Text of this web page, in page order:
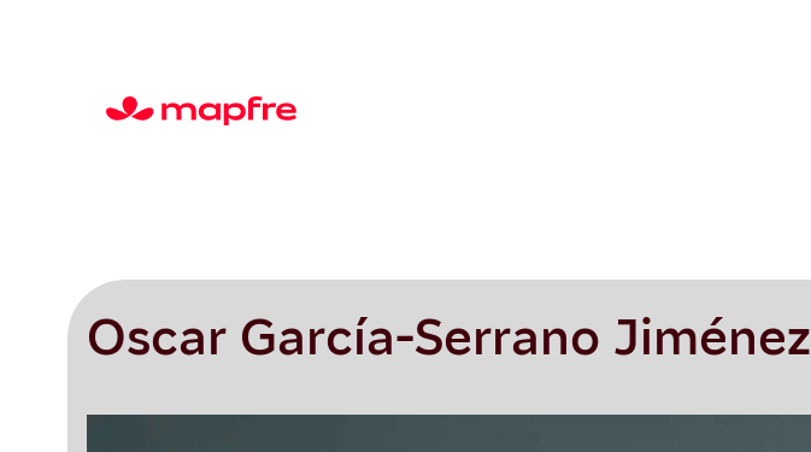
Oscar García-Serrano Jiménez